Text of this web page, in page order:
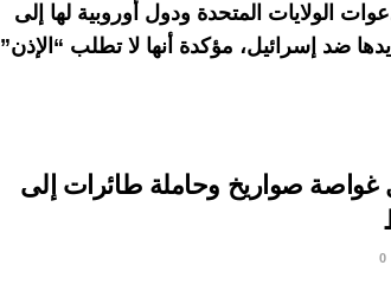
الولايات المتحدة ودول أوروبية لها إلى
ضد إسرائيل، مؤكدة أنها لا تطلب “الإذن”
صواريخ وحاملة طائرات إلى